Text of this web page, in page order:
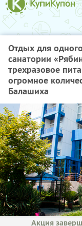
Отдых для
санатории
трехразовое
огромное
Балашиха
Акция